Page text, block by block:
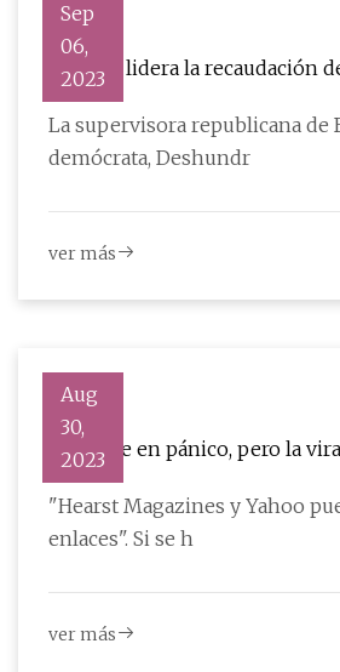
Sep
06,
2023
Lawson lidera la recaudación
logra un gran éxito en la
La supervisora ​​republicana
demócrata, Deshundr
ver más
Aug
30,
2023
No entre en pánico, pero la
nuevo color!)
"Hearst Magazines y Yahoo
enlaces". Si se h
ver más